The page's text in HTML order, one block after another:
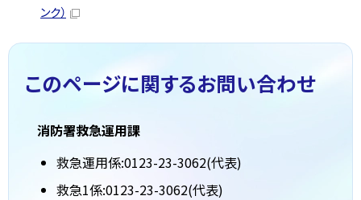
ンク）
このページに関するお問い合わせ
消防署救急運用課
救急運用係:0123-23-3062(代表)
救急1係:0123-23-3062(代表)